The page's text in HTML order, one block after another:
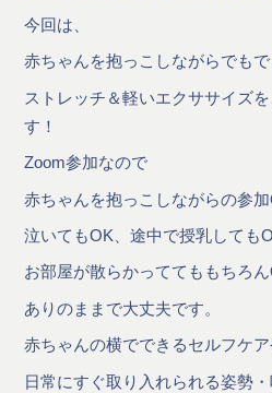
今回は、
赤ちゃんを抱っこしながらでもで
ストレッチ＆軽いエクササイズ
す！
Zoom参加なので
赤ちゃんを抱っこしながらの参加
泣いてもOK、途中で授乳しても
お部屋が散らかっててももちろん
ありのままで大丈夫です。
赤ちゃんの横でできるセルフケ
日常にすぐ取り入れられる姿勢・